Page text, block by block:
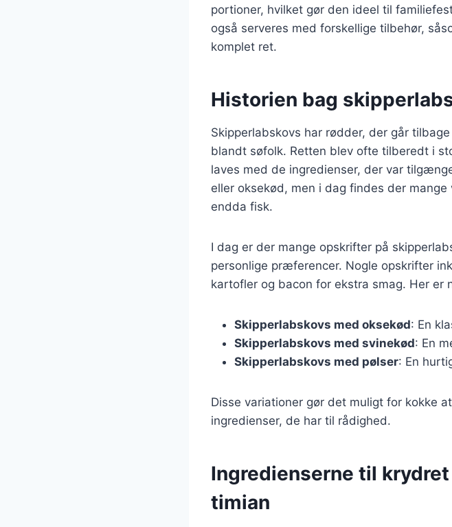
portioner, hvilket gør den ideel til
også serveres med forskellige tilbehør,
komplet ret.
Historien bag
Skipperlabskovs har rødder, der går
blandt søfolk. Retten blev ofte tilberedt i
laves med de ingredienser, der var
eller oksekød, men i dag findes der
endda fisk.
I dag er der mange opskrifter på
personlige præferencer. Nogle opskrifter
kartofler og bacon for ekstra smag. Her er
Skipperlabskovs med oksekød: En
Skipperlabskovs med svinekød: En
Skipperlabskovs med pølser: En
Disse variationer gør det muligt for kokke
ingredienser, de har til rådighed.
Ingredienserne til
timian